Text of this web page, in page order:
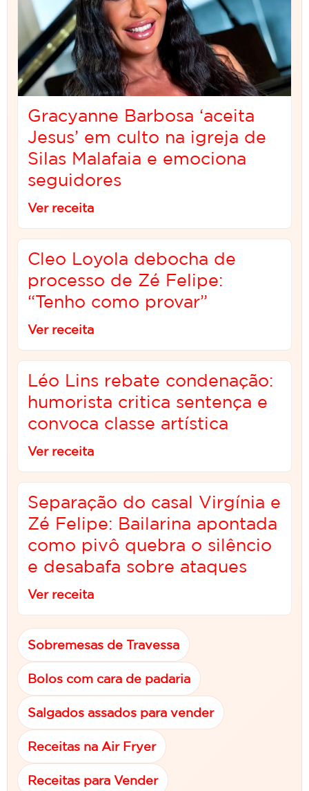
Gracyanne Barbosa ‘aceita
Jesus’ em culto na igreja de
Silas Malafaia e emociona
seguidores
Ver receita
Cleo Loyola debocha de
processo de Zé Felipe:
“Tenho como provar”
Ver receita
Léo Lins rebate condenação:
humorista critica sentença e
convoca classe artística
Ver receita
Separação do casal Virgínia e
Zé Felipe: Bailarina apontada
como pivô quebra o silêncio
e desabafa sobre ataques
Ver receita
Sobremesas de Travessa
Bolos com cara de padaria
Salgados assados para vender
Receitas na Air Fryer
Receitas para Vender